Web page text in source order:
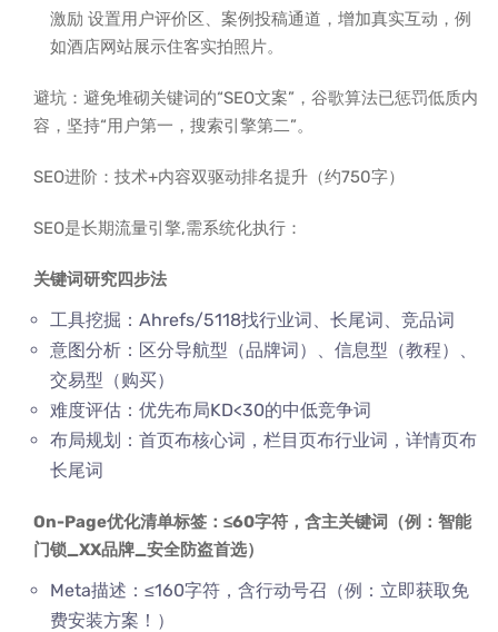
激励 设置用户评价区、案例投稿通道，增加真实互动，例
如酒店网站展示住客实拍照片。
避坑：避免堆砌关键词的“SEO文案”，谷歌算法已惩罚低质内
容，坚持“用户第一，搜索引擎第二”。
SEO进阶：技术+内容双驱动排名提升（约750字）
SEO是长期流量引擎,需系统化执行：
关键词研究四步法
工具挖掘：Ahrefs/5118找行业词、长尾词、竞品词
意图分析：区分导航型（品牌词）、信息型（教程）、
交易型（购买）
难度评估：优先布局KD<30的中低竞争词
布局规划：首页布核心词，栏目页布行业词，详情页布
长尾词
On-Page优化清单标签：≤60字符，含主关键词（例：智能
门锁_XX品牌_安全防盗首选）
Meta描述：≤160字符，含行动号召（例：立即获取免
费安装方案！）